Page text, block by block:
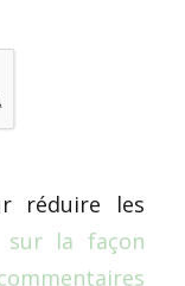
réduire les
sur la façon